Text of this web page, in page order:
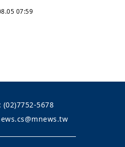
07:59
(02)7752-5678